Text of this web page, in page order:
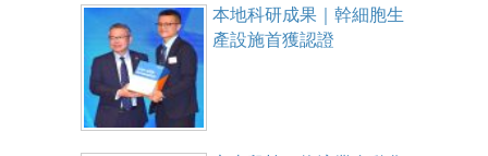
本地科研成果｜幹細胞生
產設施首獲認證